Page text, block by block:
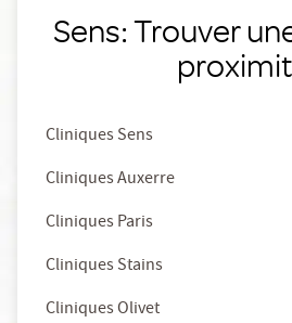
Sens: Trouver
Cliniques Sens
Cliniques Auxerre
Cliniques Paris
Cliniques Stains
Cliniques Olivet